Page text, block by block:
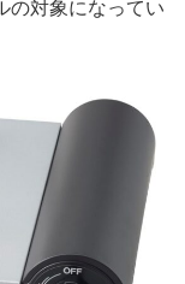
の対象になってい